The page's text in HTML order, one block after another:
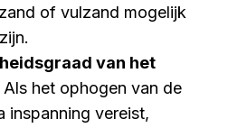
of vulzand mogelijk
van het
Als het ophogen van de
inspanning vereist,